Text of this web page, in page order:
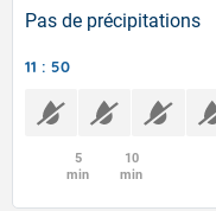
Pas de précipitations
11 : 50
5
min
10
min